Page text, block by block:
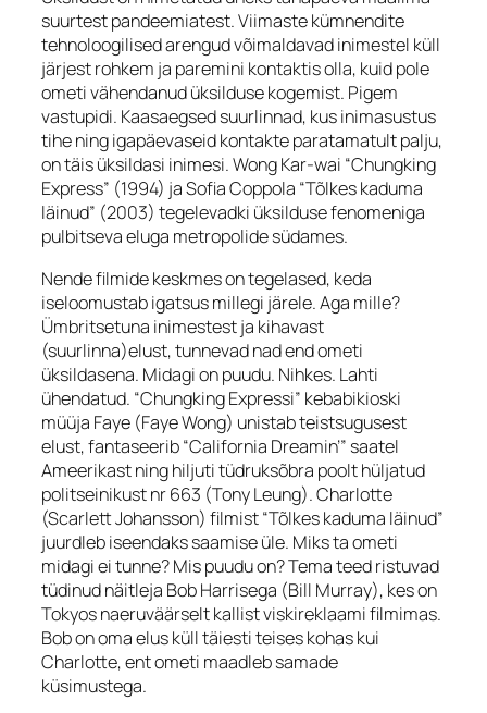
suurtest pandeemiatest. Viimaste kümnendite
tehnoloogilised arengud võimaldavad inimestel küll
järjest rohkem ja paremini kontaktis olla, kuid pole
ometi vähendanud üksilduse kogemist. Pigem
vastupidi. Kaasaegsed suurlinnad, kus inimasustus
tihe ning igapäevaseid kontakte paratamatult palju,
on täis üksildasi inimesi. Wong Kar-wai “Chungking
Express” (1994) ja Sofia Coppola “Tõlkes kaduma
läinud” (2003) tegelevadki üksilduse fenomeniga
pulbitseva eluga metropolide südames.
Nende filmide keskmes on tegelased, keda
iseloomustab igatsus millegi järele. Aga mille?
Ümbritsetuna inimestest ja kihavast
(suurlinna)elust, tunnevad nad end ometi
üksildasena. Midagi on puudu. Nihkes. Lahti
ühendatud. “Chungking Expressi” kebabikioski
müüja Faye (Faye Wong) unistab teistsugusest
elust, fantaseerib“California Dreamin’” saatel
Ameerikast ning hiljuti tüdruksõbra poolt hüljatud
politseinikust nr 663 (Tony Leung). Charlotte
(Scarlett Johansson) filmist “Tõlkes kaduma läinud”
juurdleb iseendaks saamise üle. Miks ta ometi
midagi ei tunne? Mis puudu on? Tema teed ristuvad
tüdinud näitleja Bob Harrisega (Bill Murray), kes on
Tokyos naeruväärselt kallist viskireklaami filmimas.
Bob on oma elus küll täiesti teises kohas kui
Charlotte, ent ometi maadleb samade
küsimustega.